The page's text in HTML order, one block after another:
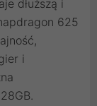
dłuższą i
625
i